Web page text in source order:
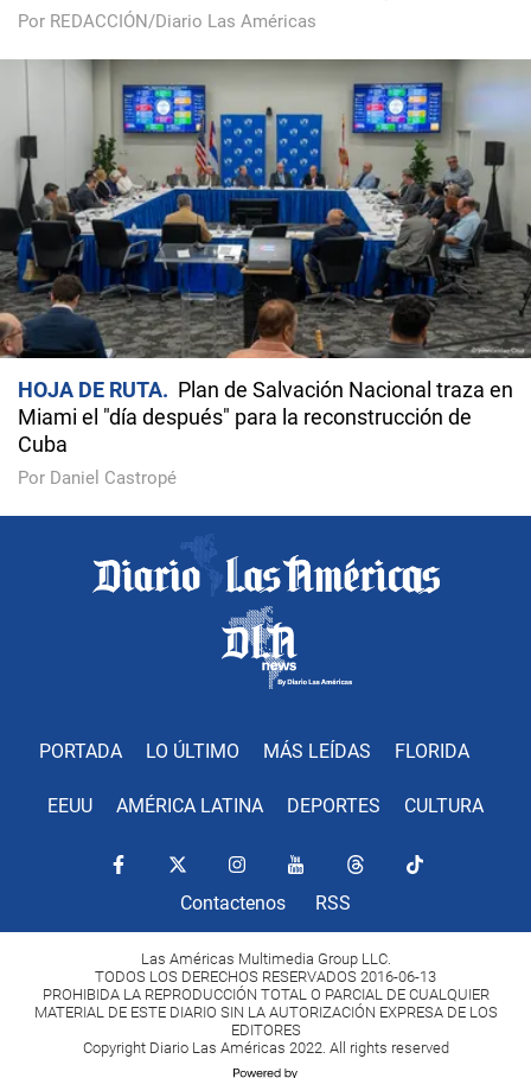
Por REDACCIÓN/Diario Las Américas
HOJA DE RUTA
Plan de Salvación Nacional traza en
Miami el "día después" para la reconstrucción de
Cuba
Por Daniel Castropé
PORTADA LO ÚLTIMO MÁS LEÍDAS FLORIDA
EEUU AMÉRICA LATINA DEPORTES CULTURA
Contactenos RSS
Las Américas Multimedia Group LLC.
TODOS LOS DERECHOS RESERVADOS 2016-06-13
PROHIBIDA LA REPRODUCCIÓN TOTAL O PARCIAL DE CUALQUIER
MATERIAL DE ESTE DIARIO SIN LA AUTORIZACIÓN EXPRESA DE LOS
EDITORES
Copyright Diario Las Américas 2022. All rights reserved